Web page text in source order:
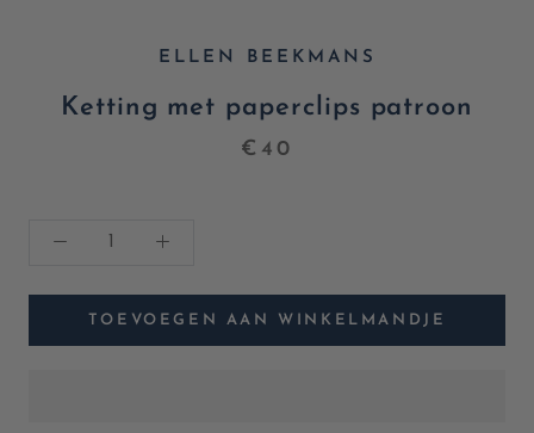
ELLEN BEEKMANS
Ketting met paperclips patroon
€40
TOEVOEGEN AAN WINKELMANDJE